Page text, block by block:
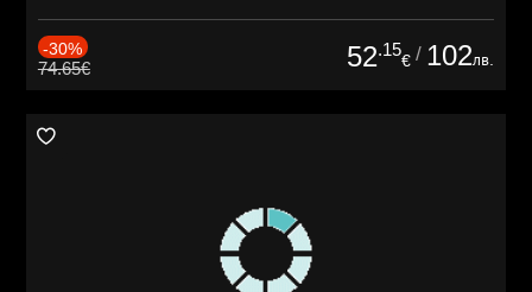
-30%
74.65€ 52.15
€ / 102лв.